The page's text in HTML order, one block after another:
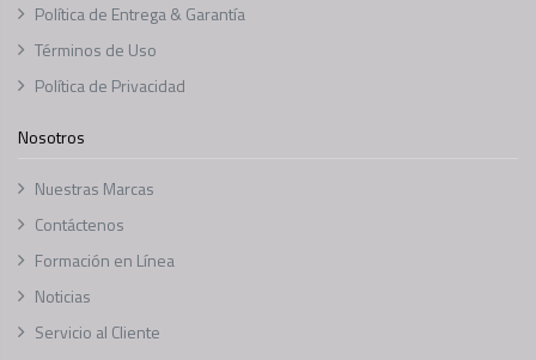
Política de Entrega & Garantía
Términos de Uso
Política de Privacidad
Nosotros
Nuestras Marcas
Contáctenos
Formación en Línea
Noticias
Servicio al Cliente